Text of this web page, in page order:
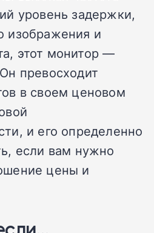
уровень задержки,
изображения и
этот монитор —
превосходит
в своем ценовом
и его определенно
если вам нужно
цены и